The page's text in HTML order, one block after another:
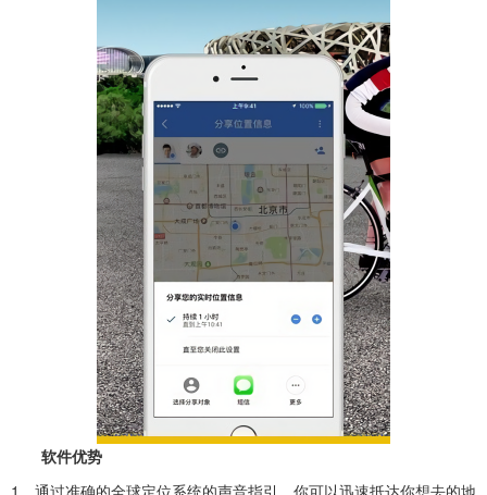
软件优势
1、通过准确的全球定位系统的声音指引，你可以迅速抵达你想去的地